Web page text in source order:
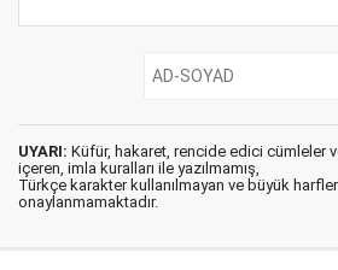
UYARI: Küfür, hakaret, rencide edici cümleler
içeren, imla kuralları ile yazılmamış,
Türkçe karakter kullanılmayan ve büyük
onaylanmamaktadır.